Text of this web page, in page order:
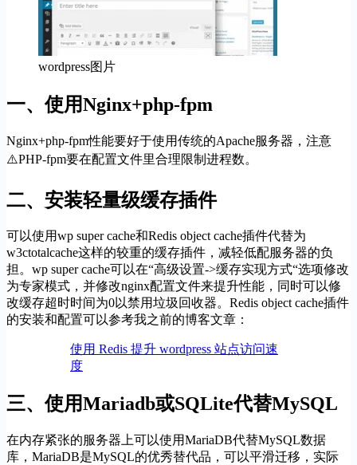
wordpress图片
一、使用Nginx+php-fpm
Nginx+php-fpm性能要好于使用传统的Apache服务器，注意
⚠️PHP-fpm要在配置文件里合理限制进程数。
二、安装轻量级缓存插件
可以使用wp super cache和Redis object cache插件代替为
w3ctotalcache这样的较重的缓存插件，减轻低配服务器的负
担。wp super cache可以在“高级设置->缓存实现方式“选项修改
为专家模式，并修改nginx配置文件来提升性能，同时可以修
改缓存超时时间为0以禁用垃圾回收器。Redis object cache插件
的安装和配置可以参考我之前的博客文章：
使用 Redis 提升 wordpress 站点访问速
度
三、使用Mariadb或SQLite代替MySQL
在内存紧张的服务器上可以使用MariaDB代替MySQL数据
库，MariaDB是MySQL的优秀替代品，可以平滑迁移，实际